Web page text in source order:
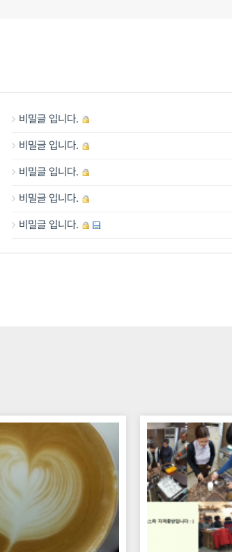
비밀글 입니다.
비밀글 입니다.
비밀글 입니다.
비밀글 입니다.
비밀글 입니다.